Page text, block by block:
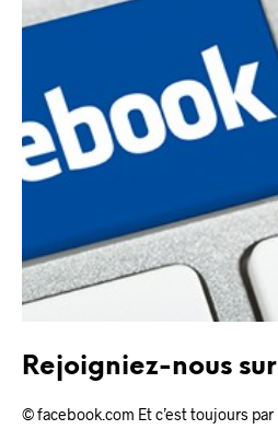
Rejoigniez-nous
© facebook.com Et c’est toujours par